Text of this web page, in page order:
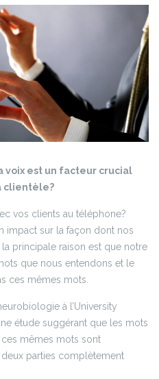
voix est un facteur crucial
clientèle?
vos clients au téléphone?
impact sur la façon dont nos
principale raison est que notre
que nous entendons et le
ces mêmes mots.
à l’University
étude suggérant que les mots
mêmes mots sont
parties complètement